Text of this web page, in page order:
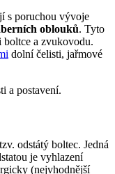
s poruchou vývoje
oblouků. Tyto
a zvukovodu.
dolní čelisti, jařmové
a postavení.
odstátý boltec. Jedná
je vyhlazení
(nejvhodnější